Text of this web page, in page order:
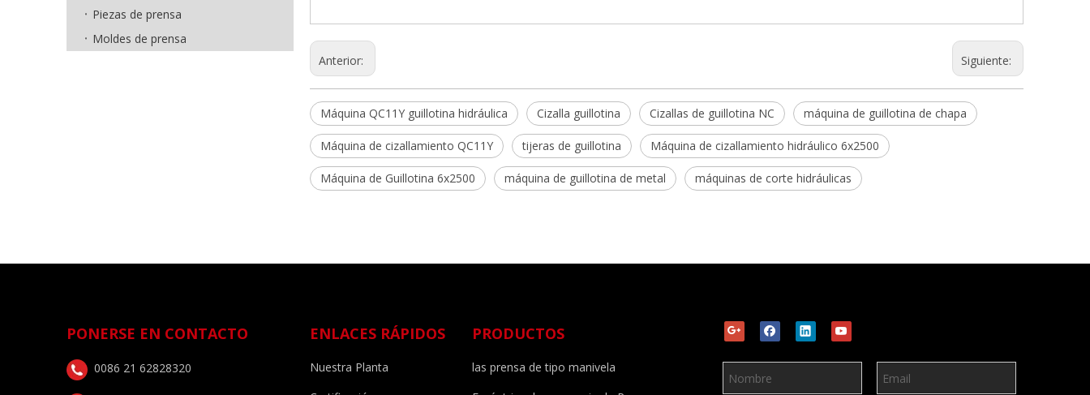
Piezas de prensa
Moldes de prensa
Anterior: Siguiente:
Máquina QC11Y guillotina hidráulica Cizalla guillotina Cizallas de guillotina NC máquina de guillotina de chapa
Máquina de cizallamiento QC11Y tijeras de guillotina Máquina de cizallamiento hidráulico 6x2500
Máquina de Guillotina 6x2500 máquina de guillotina de metal máquinas de corte hidráulicas
PONERSE EN CONTACTO
0086 21 62828320
ENLACES RÁPIDOS
Nuestra Planta
PRODUCTOS
las prensa de tipo manivela